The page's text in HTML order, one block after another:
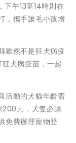
下午13至14時則在
，攜手讓毛小孩增
雖然不是狂犬病疫
犬病疫苗，一起
活動的犬貓年齡需
200元，犬隻必須
免費辦理寵物登